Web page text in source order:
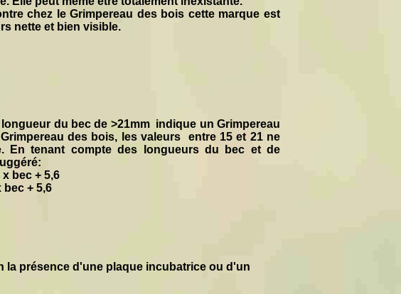
chez le Grimpereau des bois cette marque est
nette et bien visible.
du bec de >21mm indique un Grimpereau
des bois, les valeurs entre 15 et 21 ne
En tenant compte des longueurs du bec et de
bec + 5,6
+ 5,6
présence d'une plaque incubatrice ou d'un